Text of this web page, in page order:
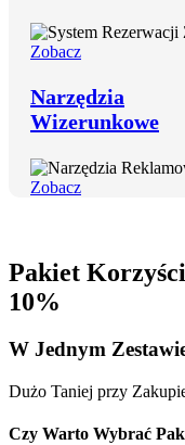
Zobacz
Narzędzia
Wizerunkowe
Zobacz
Pakiet
10%
W Jednym
Dużo Taniej przy
Czy Warto Wybrać